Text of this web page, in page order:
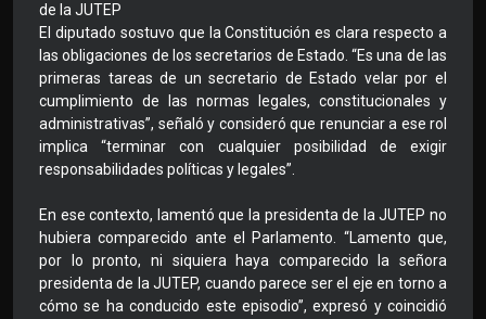
de la JUTEP
El diputado sostuvo que la Constitución es clara respecto a
las obligaciones de los secretarios de Estado. “Es una de las
primeras tareas de un secretario de Estado velar por el
cumplimiento de las normas legales, constitucionales y
administrativas”, señaló y consideró que renunciar a ese rol
implica “terminar con cualquier posibilidad de exigir
responsabilidades políticas y legales”.
En ese contexto, lamentó que la presidenta de la JUTEP no
hubiera comparecido ante el Parlamento. “Lamento que,
por lo pronto, ni siquiera haya comparecido la señora
presidenta de la JUTEP, cuando parece ser el eje en torno a
cómo se ha conducido este episodio”, expresó y coincidió